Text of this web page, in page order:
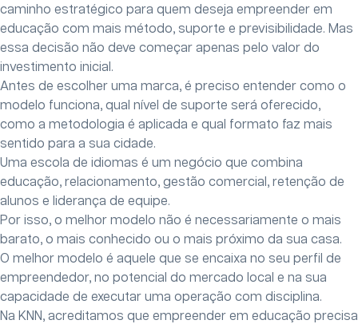
caminho estratégico para quem deseja empreender em
educação com mais método, suporte e previsibilidade. Mas
essa decisão não deve começar apenas pelo valor do
investimento inicial.
Antes de escolher uma marca, é preciso entender como o
modelo funciona, qual nível de suporte será oferecido,
como a metodologia é aplicada e qual formato faz mais
sentido para a sua cidade.
Uma escola de idiomas é um negócio que combina
educação, relacionamento, gestão comercial, retenção de
alunos e liderança de equipe.
Por isso, o melhor modelo não é necessariamente o mais
barato, o mais conhecido ou o mais próximo da sua casa.
O melhor modelo é aquele que se encaixa no seu perfil de
empreendedor, no potencial do mercado local e na sua
capacidade de executar uma operação com disciplina.
Na KNN, acreditamos que empreender em educação precisa